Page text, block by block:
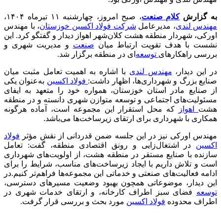
به گزارشکلام صنعت، صبح امروز، چهارشنبه ۱۱ تیرماه ۱۴۰۴،
مهندس لندی، مدیرعامل شرکت فولاد اکسین خوزستان، با مهندس
اورکی، شهردار منطقه هشت کلان‌شهر اهواز دیدار و گفتگو کرد. این
نشست با هدف تقویت ارتباط میان صنعت و مدیریت شهری و
بررسی راهکارهای توسعه‌ ای در منطقه برگزار شد.
در این دیدار، مهندس لندی با اشاره به اهمیت تعامل مثبت میان
صنایع بزرگ و شهرداری‌ها، اظهار داشت: فولاد اکسین به‌عنوان یکی
از صنایع مادر استان خوزستان، همواره خود را متعهد به ایفای
مسئولیت‌های اجتماعی و توسعه متوازن شهری دانسته و در منطقه
هشت اهواز
که محل استقرار این مجموعه است، آماده هرگونه
همکاری با شهرداری برای ارتقای زیرساخت‌ها می‌باشد.
مهندس اورکی نیز در این جلسه ضمن قدردانی از نقش مؤثر فولاد
اکسین در اشتغال‌زایی و رونق اقتصادی منطقه، گفت: تعامل
سازنده با صنایع مستقر در منطقه هشت، از اولویت‌های شهرداری
است و تلاش داریم با ایجاد زیرساخت‌های مناسب، شرایط را برای
ادامه فعالیت‌های صنعتی و خدماتی این مجموعه‌ها فراهم‌تر کنیم.در
این دیدار، موضوعاتی همچون بهبود وضعیت مسیرهای دسترسی،
توسعه فضای سبز اطراف کارخانه، و ارتقای خدمات شهری در
اطراف محدوده فولاد اکسین مورد بحث و بررسی قرار گرفت.